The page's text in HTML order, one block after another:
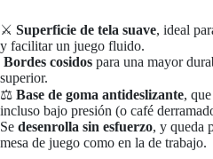
⚔️ Superficie de tela suave, ideal
y facilitar un juego fluido.
Bordes cosidos para una mayor
superior.
⚖️ Base de goma antideslizante,
incluso bajo presión (o café
Se desenrolla sin esfuerzo, y queda
mesa de juego como en la de trabajo.